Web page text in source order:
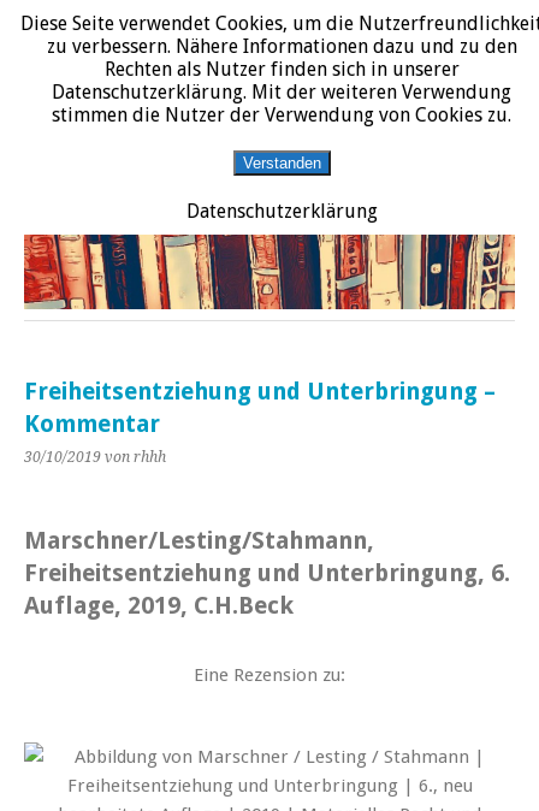
START DATENSCHUTZERKLÄRUNG IMPRESSUM ÜBER JURALIT
JURALIT
Rezensionen juristischer Literatur
Freiheitsentziehung und Unterbringung –
Kommentar
30/10/2019 von rhhh
Marschner/Lesting/Stahmann,
Freiheitsentziehung und Unterbringung, 6.
Auflage, 2019, C.H.Beck
Eine Rezension zu:
Diese Seite verwendet Cookies, um die
zu verbessern. Nähere Informationen dazu und zu den
Rechten als Nutzer finden sich in unserer
Datenschutzerklärung. Mit der weiteren Verwendung
stimmen die Nutzer der Verwendung von Cookies zu.
Verstanden
Datenschutzerklärung